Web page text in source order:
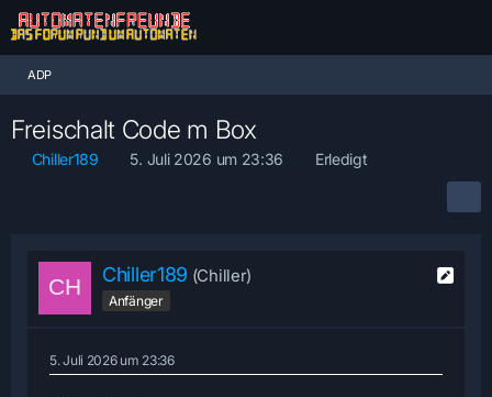
ADP
Freischalt Code m Box
Chiller189 5. Juli 2026 um 23:36 Erledigt
Chiller189 (Chiller)
Anfänger
5. Juli 2026 um 23:36